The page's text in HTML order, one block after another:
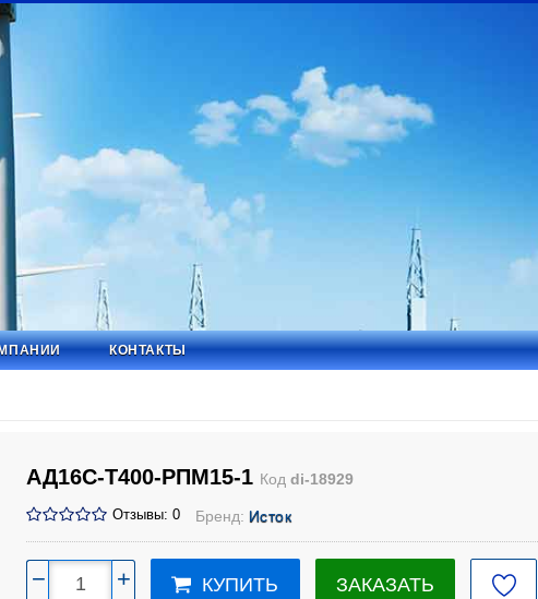
КОНТАКТЫ
АД16С-Т400-РПМ15-1 Код di-18929
Отзывы: 0 Бренд: Исток
− + КУПИТЬ ЗАКАЗАТЬ